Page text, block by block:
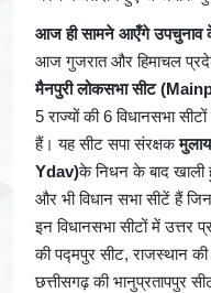
आज ही सामने आएँगे उपचुनाव
आज गुजरात और हिमाचल
मैनपुरी लोकसभा सीट
5 राज्यों की 6 विधानसभा
हैं। यह सीट सपा संरक्षक
Ydav)के निधन के बाद खाली
और भी विधान सभा सीटें हैं
इन विधानसभा सीटों में उत्तर
की पद्मपुर सीट, राजस्थान
छत्तीसगढ़ की भानुप्रतापपुर